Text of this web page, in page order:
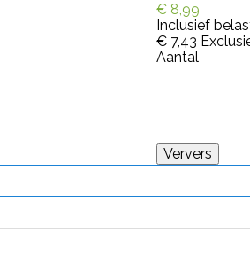
€ 8,99
Inclusief
€ 7,43
Aantal